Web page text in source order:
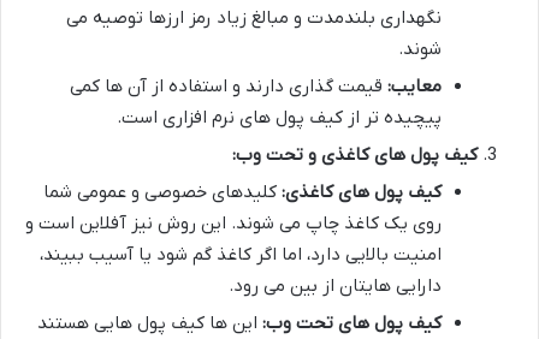
نگهداری بلندمدت و مبالغ زیاد رمز ارزها توصیه می
شوند.
معایب: قیمت گذاری دارند و استفاده از آن ها کمی
پیچیده تر از کیف پول های نرم افزاری است.
کیف پول های کاغذی و تحت وب:
کیف پول های کاغذی: کلیدهای خصوصی و عمومی شما
روی یک کاغذ چاپ می شوند. این روش نیز آفلاین است و
امنیت بالایی دارد، اما اگر کاغذ گم شود یا آسیب ببیند،
دارایی هایتان از بین می رود.
کیف پول های تحت وب: این ها کیف پول هایی هستند